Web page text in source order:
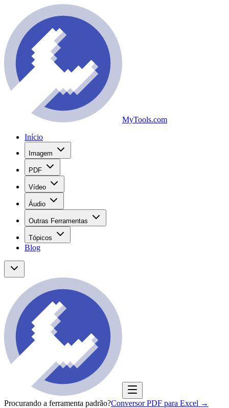
MyTools.com
Início
Imagem
PDF
Vídeo
Áudio
Outras Ferramentas
Tópicos
Blog
Procurando a ferramenta padrão?Conversor PDF para Excel →